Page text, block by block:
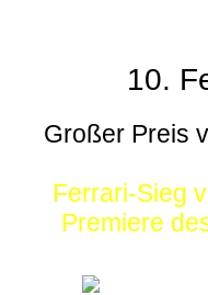
10.
Großer Preis
Ferrari-Sieg
Premiere